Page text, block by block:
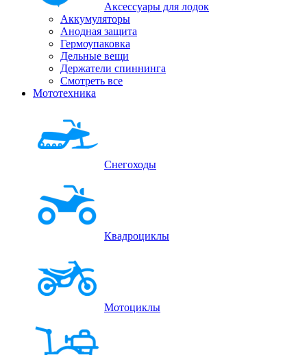
Аксессуары для лодок
Аккумуляторы
Анодная защита
Гермоупаковка
Дельные вещи
Держатели спиннинга
Смотреть все
Мототехника
Снегоходы
Квадроциклы
Мотоциклы